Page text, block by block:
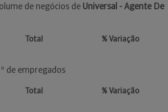
de negócios de Universal - Agente De
Total % Variação
de empregados
Total % Variação